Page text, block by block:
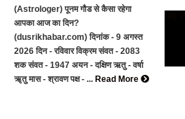
(Astrologer) पूनम गौड से कैसा रहेगा
आपका आज का दिन?
(dusrikhabar.com) दिनांक - 9 अगस्त
2026 दिन - रविवार विक्रम संवत - 2083
शक संवत - 1947 अयन - दक्षिण ऋतु - वर्षा
ॠतु मास - श्रावण पक्ष - ... Read More